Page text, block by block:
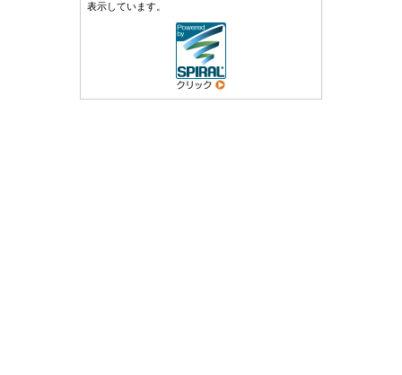
表示しています。